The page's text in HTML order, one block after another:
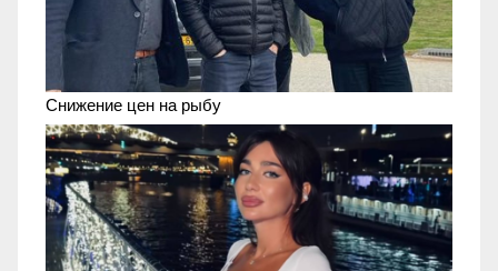
Снижение цен на рыбу